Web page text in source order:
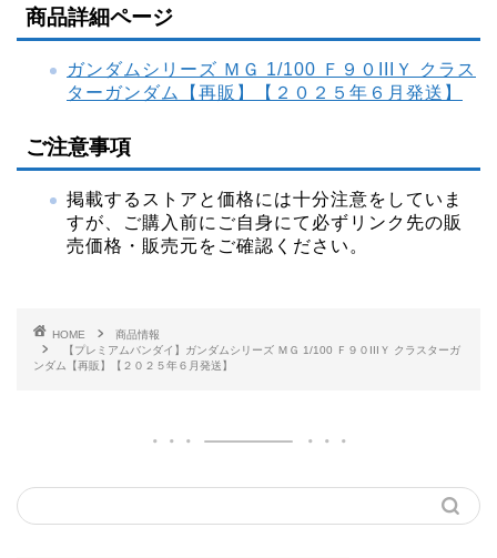
商品詳細ページ
ガンダムシリーズ ＭＧ 1/100 Ｆ９０IIIＹ クラス
ターガンダム【再販】【２０２５年６月発送】
ご注意事項
掲載するストアと価格には十分注意をしていま
すが、ご購入前にご自身にて必ずリンク先の販
売価格・販売元をご確認ください。
HOME
商品情報
【プレミアムバンダイ】ガンダムシリーズ ＭＧ 1/100 Ｆ９０IIIＹ クラスターガ
ンダム【再販】【２０２５年６月発送】